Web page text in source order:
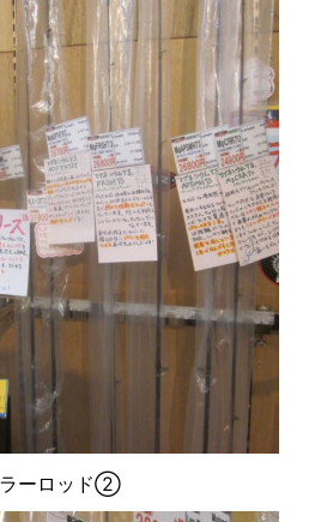
ーロッド②